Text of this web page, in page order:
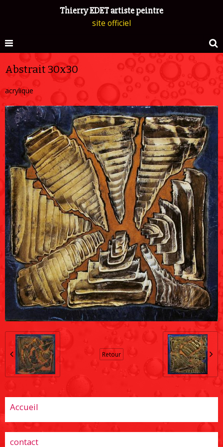
Thierry EDET artiste peintre
site officiel
Abstrait 30x30
acrylique
Retour
Accueil
contact